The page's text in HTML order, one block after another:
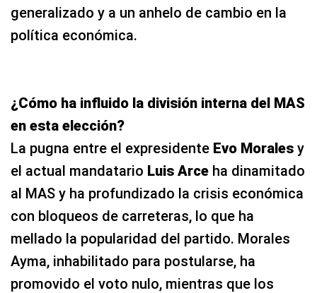
generalizado y a un anhelo de cambio en la
política económica.
¿Cómo ha influido la división interna del MAS
en esta elección?
La pugna entre el expresidente Evo Morales y
el actual mandatario Luis Arce ha dinamitado
al MAS y ha profundizado la crisis económica
con bloqueos de carreteras, lo que ha
mellado la popularidad del partido. Morales
Ayma, inhabilitado para postularse, ha
promovido el voto nulo, mientras que los